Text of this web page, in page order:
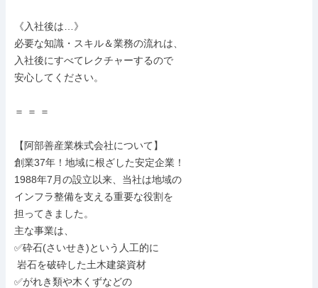
《入社後は…》
必要な知識・スキル＆業務の流れは、
入社後にすべてレクチャーするので
安心してください。
＝ ＝ ＝
【阿部善産業株式会社について】
創業37年！地域に根ざした安定企業！
1988年7月の設立以来、当社は地域の
インフラ整備を支える重要な役割を
担ってきました。
主な事業は、
✅砕石(さいせき)という人工的に
✅がれき類や木くずなどの